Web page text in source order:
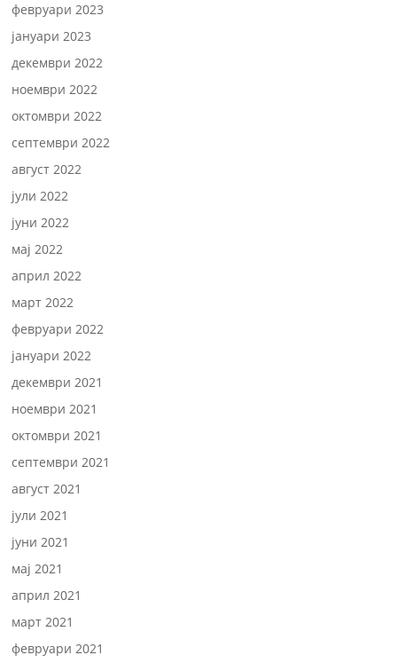
февруари 2023
јануари 2023
декември 2022
ноември 2022
октомври 2022
септември 2022
август 2022
јули 2022
јуни 2022
мај 2022
април 2022
март 2022
февруари 2022
јануари 2022
декември 2021
ноември 2021
октомври 2021
септември 2021
август 2021
јули 2021
јуни 2021
мај 2021
април 2021
март 2021
февруари 2021